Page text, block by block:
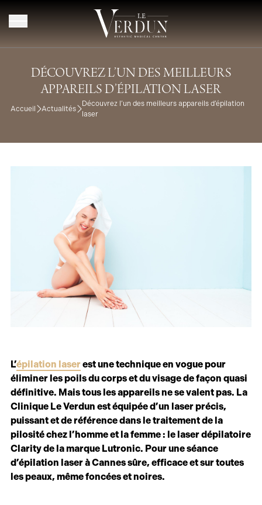
DÉCOUVREZ L’UN DES MEILLEURS
APPAREILS D’ÉPILATION LASER
Accueil Actualités
Découvrez l’un des meilleurs appareils d’épilation
laser
L’épilation laserest une technique en vogue pour
éliminer les poils du corps et du visage de façon quasi
définitive. Mais tous les appareils ne se valent pas. La
Clinique Le Verdun est équipée d’un laser précis,
puissant et de référence dans le traitement de la
pilosité chez l’homme et la femme : le laser dépilatoire
Clarity de la marque Lutronic. Pour une séance
d’épilation laser à Cannes sûre, efficace et sur toutes
les peaux, même foncées et noires.